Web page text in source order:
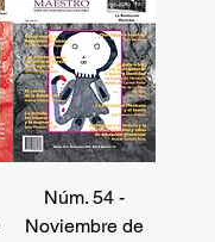
Núm. 54 -
Noviembre de